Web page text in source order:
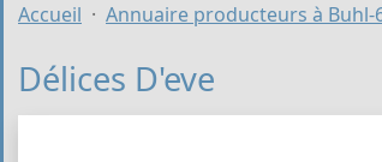
Accueil Annuaire producteurs à Buhl-
Délices D'eve